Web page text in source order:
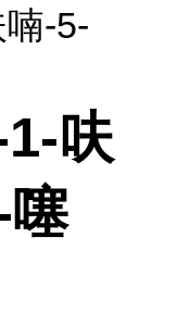
-5-
呋
噻